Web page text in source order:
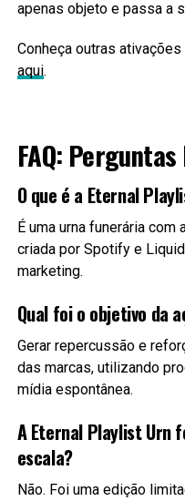
apenas objeto e passa a
Conheça outras
aqui.
FAQ:
O que é a Eternal
É uma urna funerária
criada por Spotify e
marketing.
Qual foi o objetivo da
Gerar repercussão e
das marcas, utilizando
mídia espontânea.
A Eternal Playlist Urn
escala?
Não. Foi uma edição